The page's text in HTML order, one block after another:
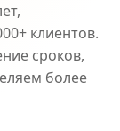
клиентов.
сроков,
более